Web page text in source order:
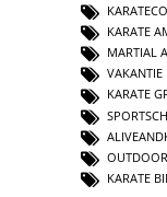
KARATE
MARTIAL
VAKANTIE
KARATE
KARATE